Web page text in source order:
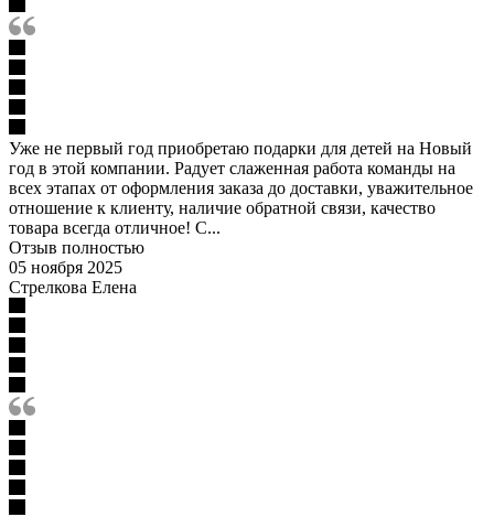
Уже не первый год приобретаю подарки для детей на Новый
год в этой компании. Радует слаженная работа команды на
всех этапах от оформления заказа до доставки, уважительное
отношение к клиенту, наличие обратной связи, качество
товара всегда отличное! С...
Отзыв полностью
05 ноября 2025
Стрелкова Елена